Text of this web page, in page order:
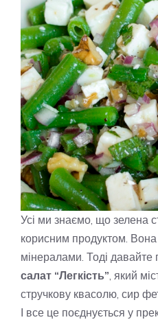
Усі ми знаємо, що зелена
корисним продуктом. Вона
мінералами. Тоді
салат “Легкість” , який
стручкову квасолю, сир
І все це поєднується у